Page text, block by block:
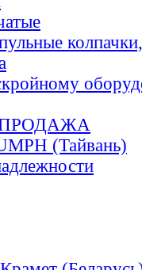
(Тайвань)